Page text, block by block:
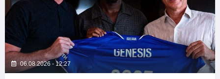
06.08.2026 - 12:27